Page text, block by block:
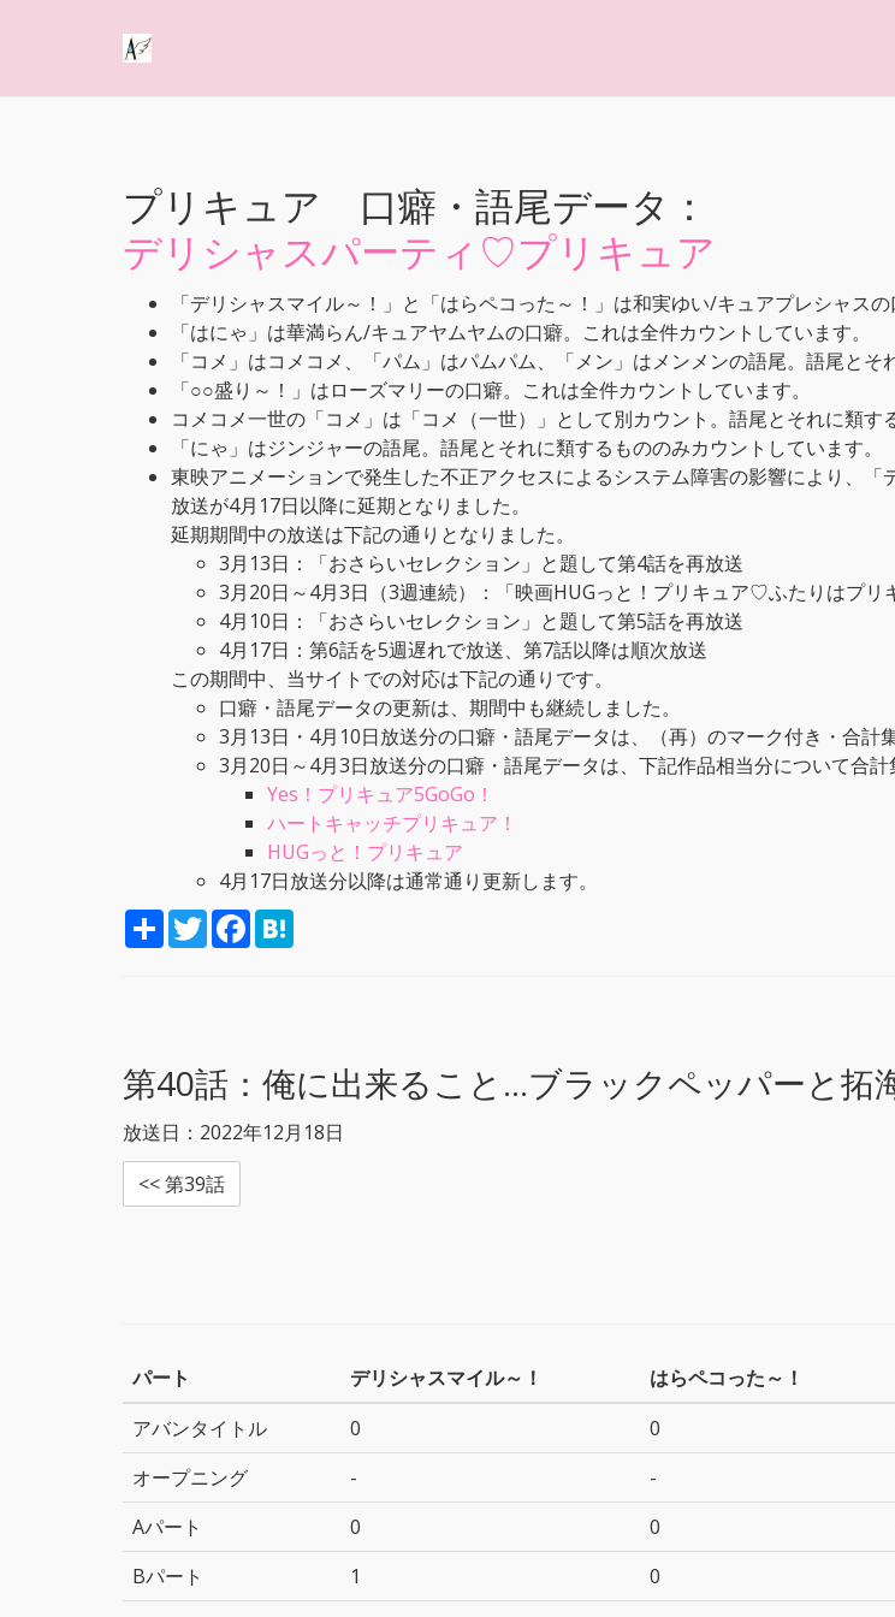
プリキュア 口癖・語尾データ：
デリシャスパーティ♡プリキュア
「デリシャスマイル～！」と「はらペコった～！」は和実ゆい/キュアプレシャス
「はにゃ」は華満らん/キュアヤムヤムの口癖。これは全件カウントしています。
「コメ」はコメコメ、「パム」はパムパム、「メン」はメンメンの語尾。語尾とそ
「○○盛り～！」はローズマリーの口癖。これは全件カウントしています。
コメコメ一世の「コメ」は「コメ（一世）」として別カウント。語尾とそれに類す
「にゃ」はジンジャーの語尾。語尾とそれに類するもののみカウントしています。
東映アニメーションで発生した不正アクセスによるシステム障害の影響により、
放送が4月17日以降に延期となりました。
延期期間中の放送は下記の通りとなりました。
3月13日：「おさらいセレクション」と題して第4話を再放送
3月20日～4月3日（3週連続）：「映画HUGっと！プリキュア♡ふたりはプ
4月10日：「おさらいセレクション」と題して第5話を再放送
4月17日：第6話を5週遅れで放送、第7話以降は順次放送
この期間中、当サイトでの対応は下記の通りです。
口癖・語尾データの更新は、期間中も継続しました。
3月13日・4月10日放送分の口癖・語尾データは、（再）のマーク付き・合計
3月20日～4月3日放送分の口癖・語尾データは、下記作品相当分について合
Yes！プリキュア5GoGo！
ハートキャッチプリキュア！
HUGっと！プリキュア
4月17日放送分以降は通常通り更新します。
S
h
T
w
F
a
第40話： 俺に出来ること…ブラックペッパーと拓
放送日：2022年12月18日
<< 第39話
パート デリシャスマイル～！ はらペコった～！
アバンタイトル
0 0
オープニング
- -
Aパート
0 0
Bパート
1 0